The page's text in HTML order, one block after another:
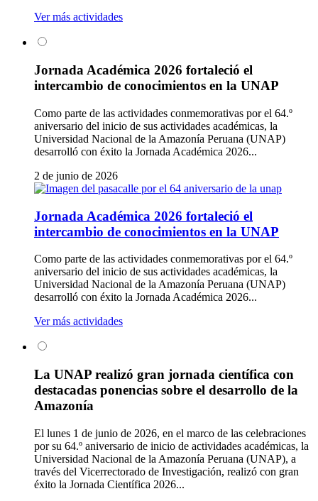
Ver más actividades
Jornada Académica 2026 fortaleció el
intercambio de conocimientos en la UNAP
Como parte de las actividades conmemorativas por el 64.º
aniversario del inicio de sus actividades académicas, la
Universidad Nacional de la Amazonía Peruana (UNAP)
desarrolló con éxito la Jornada Académica 2026...
2 de junio de 2026
Jornada Académica 2026 fortaleció el
intercambio de conocimientos en la UNAP
Como parte de las actividades conmemorativas por el 64.º
aniversario del inicio de sus actividades académicas, la
Universidad Nacional de la Amazonía Peruana (UNAP)
desarrolló con éxito la Jornada Académica 2026...
Ver más actividades
La UNAP realizó gran jornada científica con
destacadas ponencias sobre el desarrollo de la
Amazonía
El lunes 1 de junio de 2026, en el marco de las celebraciones
por su 64.º aniversario de inicio de actividades académicas, la
Universidad Nacional de la Amazonía Peruana (UNAP), a
través del Vicerrectorado de Investigación, realizó con gran
éxito la Jornada Científica 2026...